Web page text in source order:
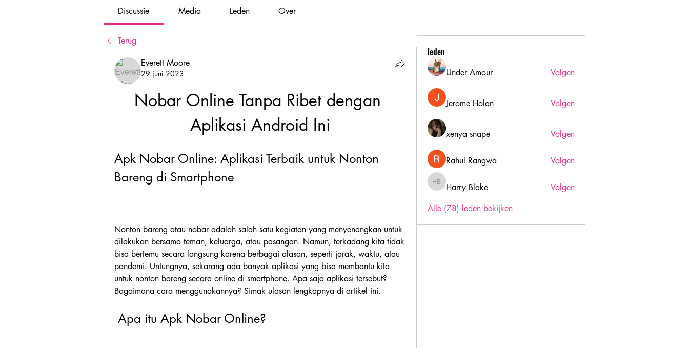
Discussie Media Leden Over
Terug
Everett Moore
29 juni 2023
Nobar Online Tanpa Ribet dengan
Aplikasi Android Ini
Apk Nobar Online: Aplikasi Terbaik untuk Nonton
Bareng di Smartphone
Nonton bareng atau nobar adalah salah satu kegiatan yang menyenangkan untuk
dilakukan bersama teman, keluarga, atau pasangan. Namun, terkadang kita tidak
bisa bertemu secara langsung karena berbagai alasan, seperti jarak, waktu, atau
pandemi. Untungnya, sekarang ada banyak aplikasi yang bisa membantu kita
untuk nonton bareng secara online di smartphone. Apa saja aplikasi tersebut?
Bagaimana cara menggunakannya? Simak ulasan lengkapnya di artikel ini.
Apa itu Apk Nobar Online?
leden
Under Amour Volgen
Jerome Holan Volgen
xenya snape Volgen
Rahul Rangwa Volgen
Harry Blake
Harry Blake
Volgen
Alle (78) leden bekijken